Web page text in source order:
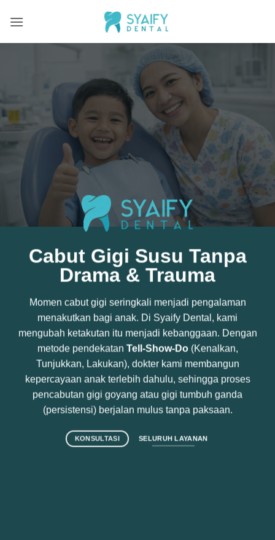
Cabut Gigi Susu Tanpa
Drama & Trauma
Momen cabut gigi seringkali menjadi pengalaman
menakutkan bagi anak. Di Syaify Dental, kami
mengubah ketakutan itu menjadi kebanggaan. Dengan
metode pendekatan Tell-Show-Do (Kenalkan,
Tunjukkan, Lakukan), dokter kami membangun
kepercayaan anak terlebih dahulu, sehingga proses
pencabutan gigi goyang atau gigi tumbuh ganda
(persistensi) berjalan mulus tanpa paksaan.
KONSULTASI SELURUH LAYANAN